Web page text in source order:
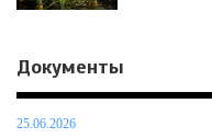
Документы
25.06.2026